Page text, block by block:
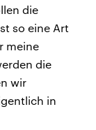
die
so eine Art
meine
die
wir
in